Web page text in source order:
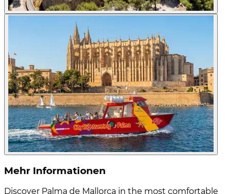
Mehr Informationen
Discover Palma de Mallorca in the most comfortable